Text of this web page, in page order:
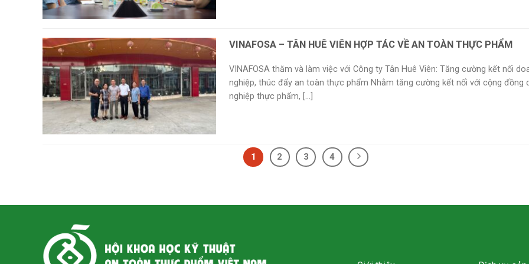
VINAFOSA – TÂN HUÊ VIÊN HỢP TÁC VỀ AN TOÀN THỰC PHẨM
VINAFOSA thăm và làm việc với Công ty Tân Huê Viên: Tăng cường kết nối
nghiệp, thúc đẩy an toàn thực phẩm Nhằm tăng cường kết nối với cộng đồng
nghiệp thực phẩm, [...]
1 2 3 4